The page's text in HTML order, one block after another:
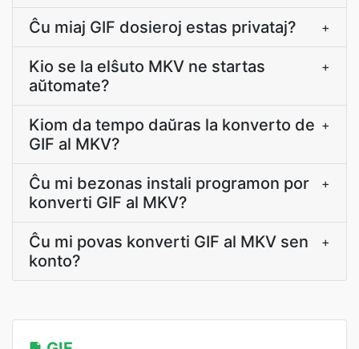
Ĉu miaj GIF dosieroj estas privataj? +
Kio se la elŝuto MKV ne startas
aŭtomate?
+
Kiom da tempo daŭras la konverto de
GIF al MKV?
+
Ĉu mi bezonas instali programon por
konverti GIF al MKV?
+
Ĉu mi povas konverti GIF al MKV sen
konto?
+